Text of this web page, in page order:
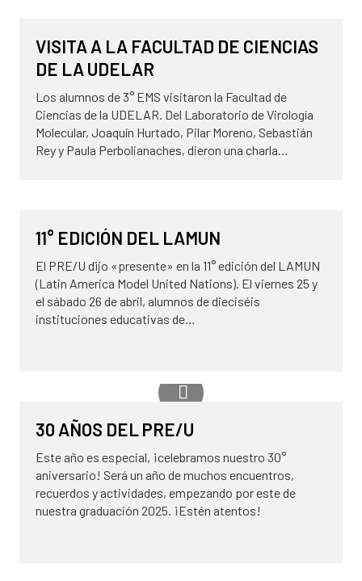
VISITA A LA FACULTAD DE CIENCIAS
DE LA UDELAR
Los alumnos de 3° EMS visitaron la Facultad de
Ciencias de la UDELAR. Del Laboratorio de Virología
Molecular, Joaquín Hurtado, Pilar Moreno, Sebastián
Rey y Paula Perbolianaches, dieron una charla…
11° EDICIÓN DEL LAMUN
El PRE/U dijo «presente» en la 11° edición del LAMUN
(Latin America Model United Nations). El viernes 25 y
el sábado 26 de abril, alumnos de dieciséis
instituciones educativas de…
30 AÑOS DEL PRE/U
Este año es especial, ¡celebramos nuestro 30°
aniversario! Será un año de muchos encuentros,
recuerdos y actividades, empezando por este de
nuestra graduación 2025. ¡Estén atentos!